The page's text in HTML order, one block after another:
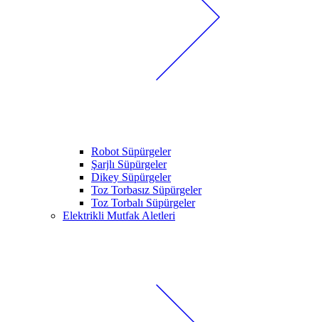
Robot Süpürgeler
Şarjlı Süpürgeler
Dikey Süpürgeler
Toz Torbasız Süpürgeler
Toz Torbalı Süpürgeler
Elektrikli Mutfak Aletleri